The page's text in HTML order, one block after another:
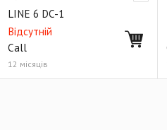
LINE 6 DC-1
Відсутній
Call
12 місяців